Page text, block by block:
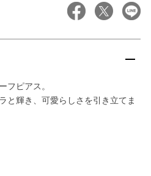
フピアス。
と輝き、可愛らしさを引き立てま